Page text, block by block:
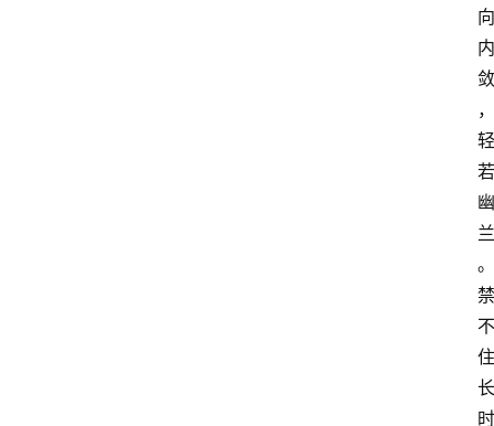
向
内
敛
，
轻
若
幽
兰
。
禁
不
住
长
时